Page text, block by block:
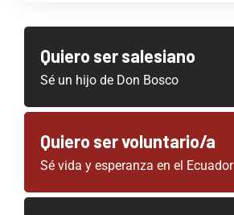
Quiero ser salesiano
Sé un hijo de Don Bosco
Quiero ser voluntario/a
Sé vida y esperanza en el Ecuador